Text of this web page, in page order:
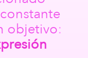
objetivo: